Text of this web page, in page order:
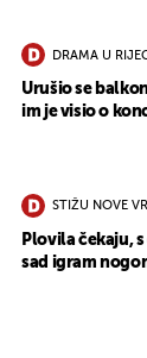
DRAMA U
Urušio se
im je visio o
STIŽU NOVE
Plovila čekaju,
sad igram